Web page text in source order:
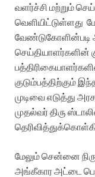
வளர்ச்சி மற்றும்
வெளியிட்டுள்ளது
வேண்டுகோளின்படி
செய்தியாளர்களின்
குடும்பத்திற்கும்
முடிவை எடுத்து
முதல்வர் திரு
மேலும் சென்னை
அங்கீகார அட்டை